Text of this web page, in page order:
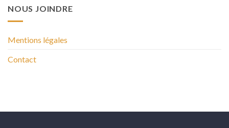
NOUS JOINDRE
Mentions légales
Contact